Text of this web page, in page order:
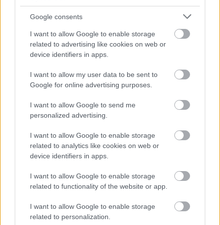
Google consents
I want to allow Google to enable storage
related to advertising like cookies on web or
device identifiers in apps.
I want to allow my user data to be sent to
Google for online advertising purposes.
I want to allow Google to send me
personalized advertising.
I want to allow Google to enable storage
related to analytics like cookies on web or
device identifiers in apps.
I want to allow Google to enable storage
related to functionality of the website or app.
I want to allow Google to enable storage
related to personalization.
Küldj SMS-t asztali gépről!
NapiApp•2018. június 30.
Nemrég a Google útnak indította az Android
Messages webes verzióját, mellyel az androidos
Ehhez ...